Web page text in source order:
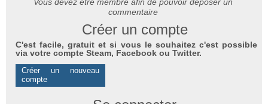
commentaire
Créer un compte
C'est facile, gratuit et si vous le souhaitez c'est possible
via votre compte Steam, Facebook ou Twitter.
Créer un nouveau
compte